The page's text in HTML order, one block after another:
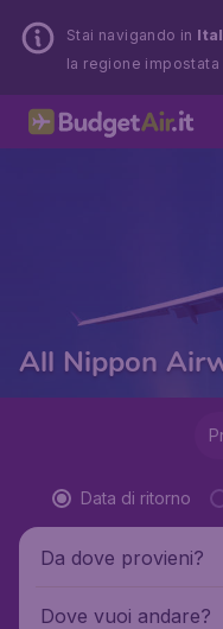
Stai navigando in
la regione impostata
All Nippon
Data di ritorno
Da dove provieni?
Dove vuoi andare?